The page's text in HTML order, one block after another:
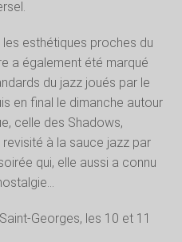
les esthétiques proches du
a également été marqué
du jazz joués par le
en final le dimanche autour
celle des Shadows,
à la sauce jazz par
qui, elle aussi a connu
Georges, les 10 et 11